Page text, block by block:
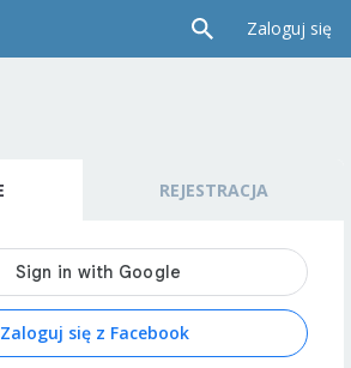
Zaloguj się
REJESTRACJA
Zaloguj się z Facebook